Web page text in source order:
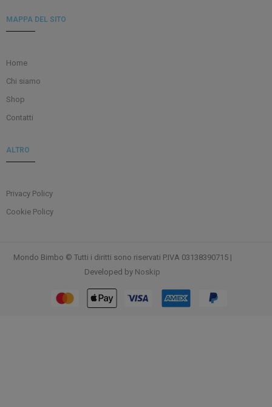
MAPPA DEL SITO
Home
Chi siamo
Shop
Contatti
ALTRO
Privacy Policy
Cookie Policy
Mondo Bimbo © Tutti i diritti sono riservati P.IVA 03138390715 |
Developed by Noskip